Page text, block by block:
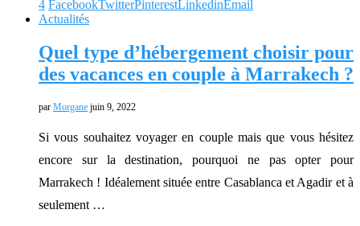
4 FacebookTwitterPinterestLinkedinEmail
Actualités
Quel type d’hébergement choisir pour
des vacances en couple à Marrakech ?
par Morgane juin 9, 2022
Si vous souhaitez voyager en couple mais que vous hésitez
encore sur la destination, pourquoi ne pas opter pour
Marrakech ! Idéalement située entre Casablanca et Agadir et à
seulement …